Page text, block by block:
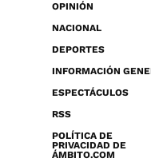
OPINIÓN
NACIONAL
DEPORTES
INFORMACIÓN
ESPECTÁCULOS
RSS
POLÍTICA DE
PRIVACIDAD DE
ÁMBITO.COM